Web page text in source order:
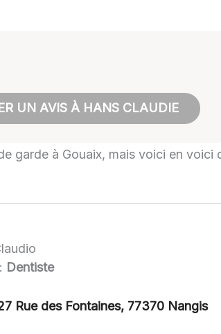
UN AVIS À HANS CLAUDIE
garde à Gouaix, mais voici en
Dentiste
Rue des Fontaines, 77370 Nangis